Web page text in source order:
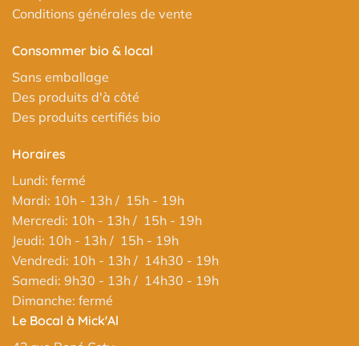
Conditions générales de vente
Consommer bio & local
Sans emballage
Des produits d'à côté
Des produits certifiés bio
Horaires
Lundi: fermé
Mardi: 10h - 13h / 15h - 19h
Mercredi: 10h - 13h / 15h - 19h
Jeudi: 10h - 13h / 15h - 19h
Vendredi: 10h - 13h / 14h30 - 19h
Samedi: 9h30 - 13h / 14h30 - 19h
Dimanche: fermé
Le Bocal à Mick'Al